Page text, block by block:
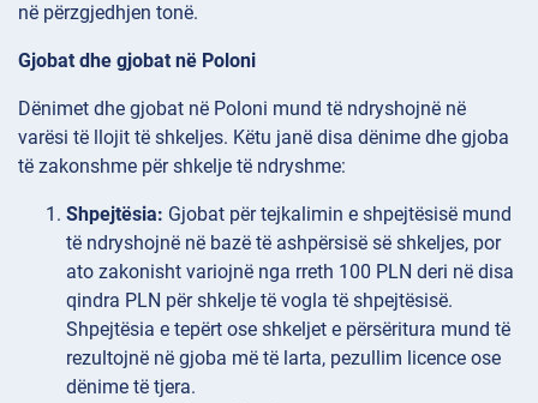
në përzgjedhjen tonë.
Gjobat dhe gjobat në Poloni
Dënimet dhe gjobat në Poloni mund të ndryshojnë në
varësi të llojit të shkeljes. Këtu janë disa dënime dhe gjoba
të zakonshme për shkelje të ndryshme:
Shpejtësia: Gjobat për tejkalimin e shpejtësisë mund
të ndryshojnë në bazë të ashpërsisë së shkeljes, por
ato zakonisht variojnë nga rreth 100 PLN deri në disa
qindra PLN për shkelje të vogla të shpejtësisë.
Shpejtësia e tepërt ose shkeljet e përsëritura mund të
rezultojnë në gjoba më të larta, pezullim licence ose
dënime të tjera.